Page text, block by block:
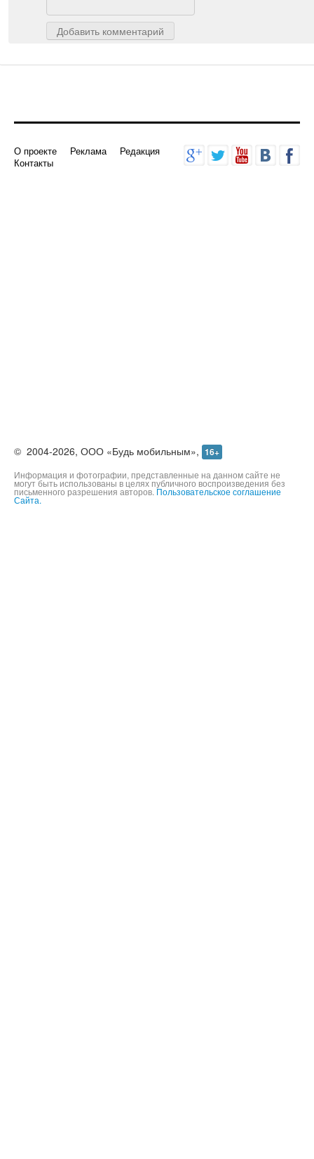
Добавить комментарий
О проекте Реклама
Редакция
Контакты
© 2004-2026, ООО «Будь мобильным», 16+
Информация и фотографии, представленные на данном сайте не
могут быть использованы в целях публичного воспроизведения без
письменного разрешения авторов. Пользовательское соглашение
Сайта.